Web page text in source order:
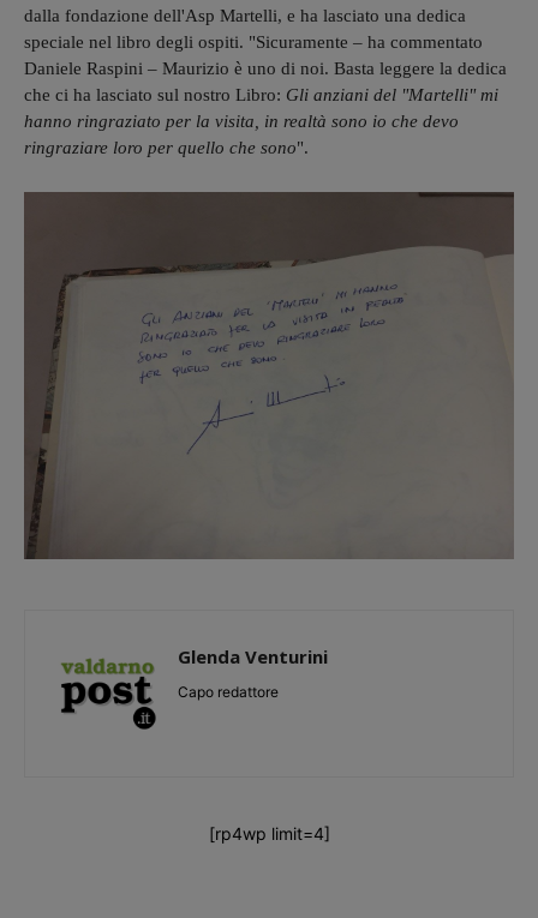
dalla fondazione dell'Asp Martelli, e ha lasciato una dedica
speciale nel libro degli ospiti. "Sicuramente – ha commentato
Daniele Raspini – Maurizio è uno di noi. Basta leggere la dedica
che ci ha lasciato sul nostro Libro: Gli anziani del "Martelli" mi
hanno ringraziato per la visita, in realtà sono io che devo
ringraziare loro per quello che sono".
Glenda Venturini
Capo redattore
[rp4wp limit=4]